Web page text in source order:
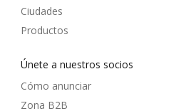
Ciudades
Productos
Únete a nuestros socios
Cómo anunciar
Zona B2B